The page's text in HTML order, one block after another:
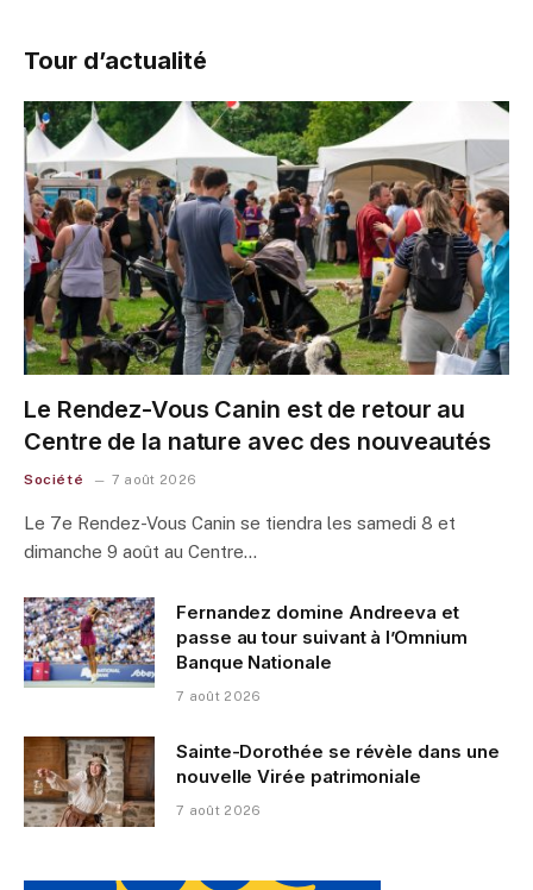
Tour d’actualité
Le Rendez-Vous Canin est de retour au
Centre de la nature avec des nouveautés
Société 7 août 2026
Le 7e Rendez-Vous Canin se tiendra les samedi 8 et
dimanche 9 août au Centre…
Fernandez domine Andreeva et
passe au tour suivant à l’Omnium
Banque Nationale
7 août 2026
Sainte-Dorothée se révèle dans une
nouvelle Virée patrimoniale
7 août 2026